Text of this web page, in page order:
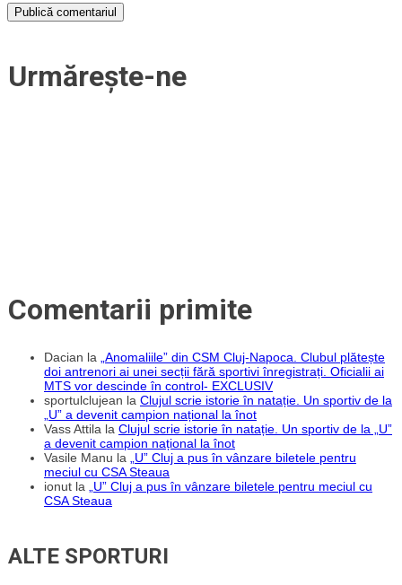
Urmărește-ne
Comentarii primite
Dacian la „Anomaliile” din CSM Cluj-Napoca. Clubul plătește
doi antrenori ai unei secții fără sportivi înregistrați. Oficialii ai
MTS vor descinde în control- EXCLUSIV
sportulclujean la Clujul scrie istorie în natație. Un sportiv de la
„U” a devenit campion național la înot
Vass Attila la Clujul scrie istorie în natație. Un sportiv de la „U”
a devenit campion național la înot
Vasile Manu la „U” Cluj a pus în vânzare biletele pentru
meciul cu CSA Steaua
ionut la „U” Cluj a pus în vânzare biletele pentru meciul cu
CSA Steaua
ALTE SPORTURI